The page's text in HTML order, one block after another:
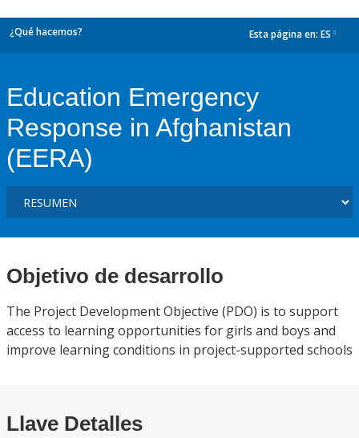
¿Qué hacemos? Esta página en: ES
Education Emergency
Response in Afghanistan
(EERA)
Objetivo de desarrollo
The Project Development Objective (PDO) is to support
access to learning opportunities for girls and boys and
improve learning conditions in project-supported schools
Llave Detalles